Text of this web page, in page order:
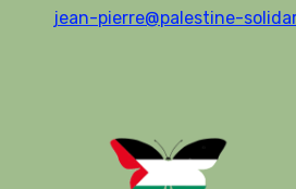
jean-pierre@palestine-